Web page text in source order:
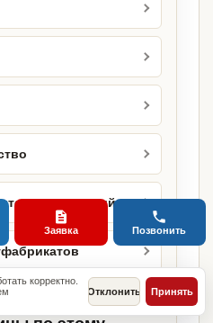
изделий
корректно.
Отклонить Принять
Заявка Позвонить